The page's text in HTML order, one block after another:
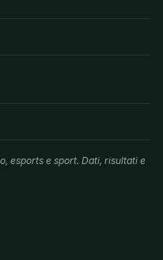
esports e sport. Dati, risultati e